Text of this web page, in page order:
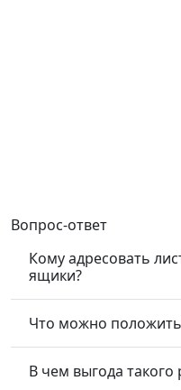
Вопрос-ответ
Кому адресовать
ящики?
Что можно
В чем выгода такого